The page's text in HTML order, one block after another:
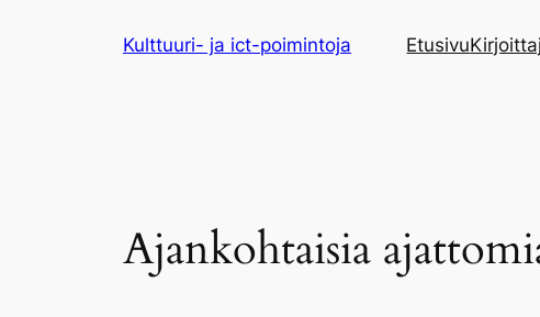
Kulttuuri- ja ict-poimintoja Etusivu
Ajankohtaisia